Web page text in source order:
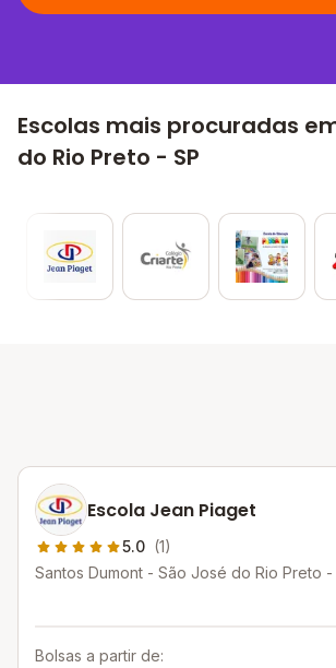
Escolas mais procuradas
do Rio Preto - SP
Escola Jean Piaget
5.0 (1)
Santos Dumont - São José do Rio Preto -
Bolsas a partir de: